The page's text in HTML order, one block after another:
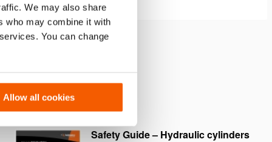
We may also share
who may combine it with
You can change
Allow all cookies
Safety Guide – Hydraulic cylinders